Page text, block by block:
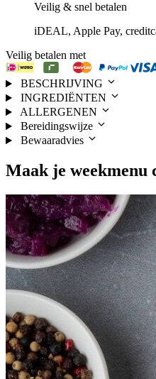
Veilig & snel betalen
iDEAL, Apple Pay,
Veilig betalen met
BESCHRIJVING
INGREDIËNTEN
ALLERGENEN
Bereidingswijze
Bewaaradvies
Maak je weekmenu